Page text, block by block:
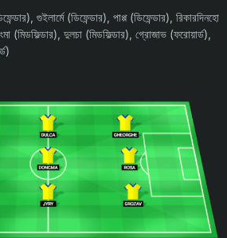
গুইলার্মে (ডিফেন্ডার), পাপ্প (ডিফেন্ডার), রিকারদিনহো
(মিডফিল্ডার), দুলচা (মিডফিল্ডার), গ্রোজাভ (ফরোয়ার্ড),